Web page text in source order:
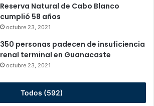
Reserva Natural de Cabo Blanco
cumplió 58 años
octubre 23, 2021
350 personas padecen de insuficiencia
renal terminal en Guanacaste
octubre 23, 2021
Todos (592)